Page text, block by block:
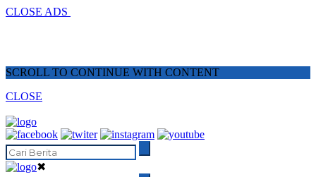
CLOSE ADS
SCROLL TO CONTINUE WITH CONTENT
CLOSE
✖